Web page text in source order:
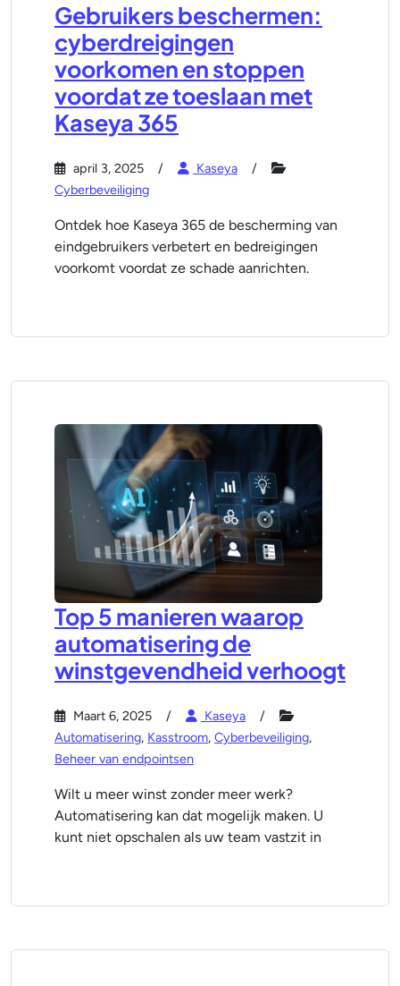
Gebruikers beschermen:
cyberdreigingen
voorkomen en stoppen
voordat ze toeslaan met
Kaseya 365
april 3, 2025
Kaseya
Cyberbeveiliging
Ontdek hoe Kaseya 365 de bescherming van
eindgebruikers verbetert en bedreigingen
voorkomt voordat ze schade aanrichten.
Top 5 manieren waarop
automatisering de
winstgevendheid verhoogt
Maart 6, 2025
Kaseya
Automatisering, Kasstroom, Cyberbeveiliging,
Beheer van endpointsen
Wilt u meer winst zonder meer werk?
Automatisering kan dat mogelijk maken. U
kunt niet opschalen als uw team vastzit in